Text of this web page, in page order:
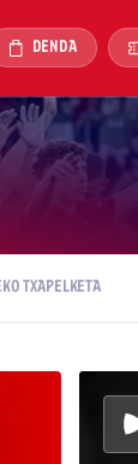
DENDA
TXAPELKETA